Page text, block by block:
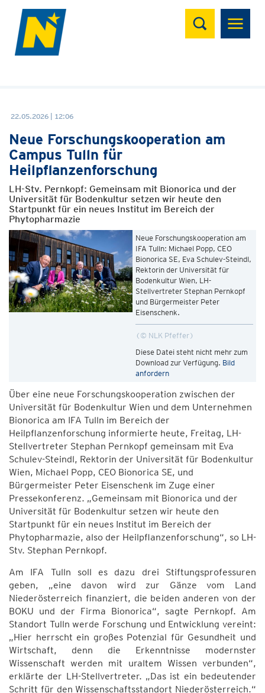
Suchen
22.05.2026 | 12:06
Neue Forschungskooperation am
Campus Tulln für
Heilpflanzenforschung
LH-Stv. Pernkopf: Gemeinsam mit Bionorica und der
Universität für Bodenkultur setzen wir heute den
Startpunkt für ein neues Institut im Bereich der
Phytopharmazie
Neue Forschungskooperation am
IFA Tulln: Michael Popp, CEO
Bionorica SE, Eva Schulev-Steindl,
Rektorin der Universität für
Bodenkultur Wien, LH-
Stellvertreter Stephan Pernkopf
und Bürgermeister Peter
Eisenschenk.
© NLK Pfeffer
Diese Datei steht nicht mehr zum
Download zur Verfügung. Bild
anfordern
Über eine neue Forschungskooperation zwischen der
Universität für Bodenkultur Wien und dem Unternehmen
Bionorica am IFA Tulln im Bereich der
Heilpflanzenforschung informierte heute, Freitag, LH-
Stellvertreter Stephan Pernkopf gemeinsam mit Eva
Schulev-Steindl, Rektorin der Universität für Bodenkultur
Wien, Michael Popp, CEO Bionorica SE, und
Bürgermeister Peter Eisenschenk im Zuge einer
Pressekonferenz. „Gemeinsam mit Bionorica und der
Universität für Bodenkultur setzen wir heute den
Startpunkt für ein neues Institut im Bereich der
Phytopharmazie, also der Heilpflanzenforschung“, so LH-
Stv. Stephan Pernkopf.
Am IFA Tulln soll es dazu drei Stiftungsprofessuren
geben, „eine davon wird zur Gänze vom Land
Niederösterreich finanziert, die beiden anderen von der
BOKU und der Firma Bionorica“, sagte Pernkopf. Am
Standort Tulln werde Forschung und Entwicklung vereint:
„Hier herrscht ein großes Potenzial für Gesundheit und
Wirtschaft, denn die Erkenntnisse modernster
Wissenschaft werden mit uraltem Wissen verbunden“,
erklärte der LH-Stellvertreter. „Das ist ein bedeutender
Schritt für den Wissenschaftsstandort Niederösterreich.“